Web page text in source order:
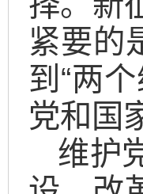
紧要的
到“两
党和国
维护